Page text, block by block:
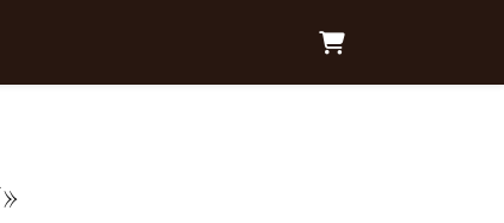
Warenkorb